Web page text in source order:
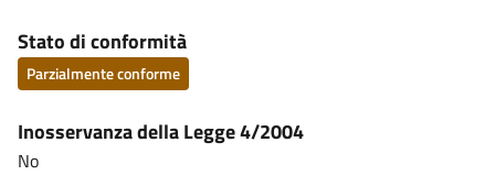
Stato di conformità
Parzialmente conforme
Inosservanza della Legge 4/2004
No